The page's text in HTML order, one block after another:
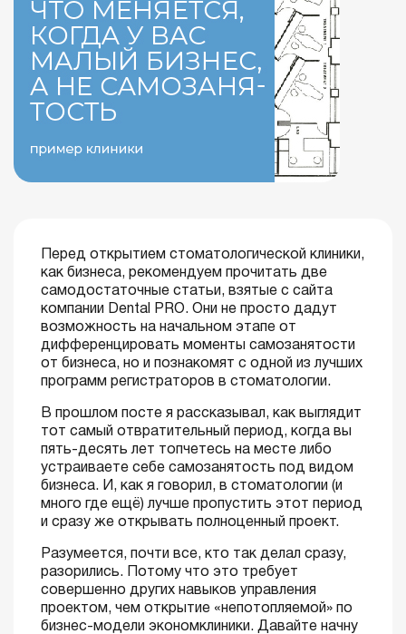
Перед открытием стоматологической клиники,
как бизнеса, рекомендуем прочитать две
самодостаточные статьи, взятые с сайта
компании Dental PRO. Они не просто дадут
возможность на начальном этапе от
дифференцировать моменты самозанятости
от бизнеса, но и познакомят с одной из лучших
программ регистраторов в стоматологии.
В прошлом посте я рассказывал, как выглядит
тот самый отвратительный период, когда вы
пять-десять лет топчетесь на месте либо
устраиваете себе самозанятость под видом
бизнеса. И, как я говорил, в стоматологии (и
много где ещё) лучше пропустить этот период
и сразу же открывать полноценный проект.
Разумеется, почти все, кто так делал сразу,
разорились. Потому что это требует
совершенно других навыков управления
проектом, чем открытие «непотопляемой» по
бизнес-модели экономклиники. Давайте начну